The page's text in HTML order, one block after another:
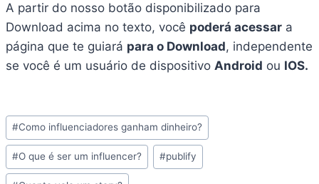
A partir do nosso botão disponibilizado para
Download acima no texto, você poderá acessar a
página que te guiará para o Download, independente
se você é um usuário de dispositivo Android ou IOS.
#Como influenciadores ganham dinheiro?
#O que é ser um influencer? #publify